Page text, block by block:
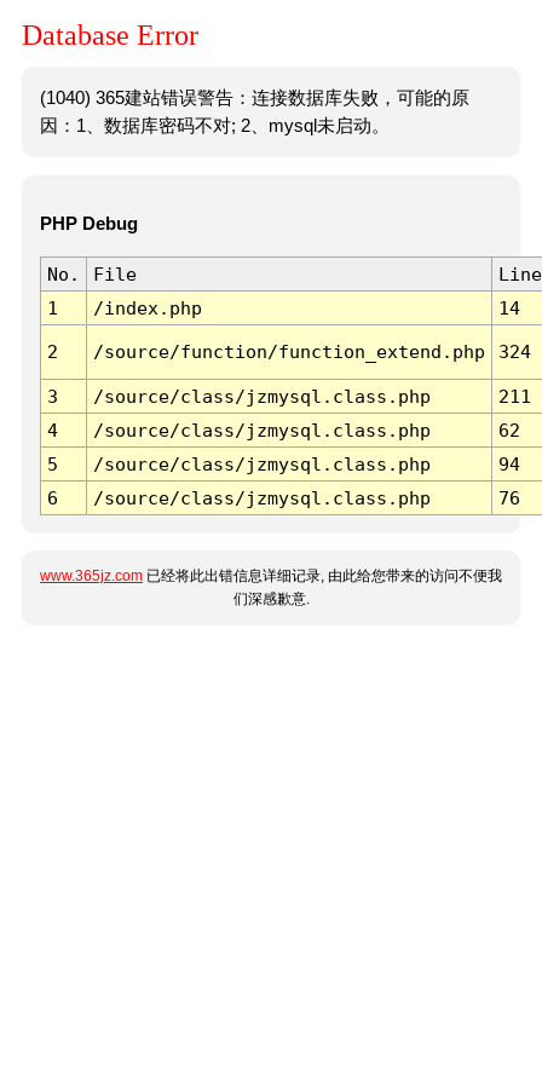
Database Error
(1040) 365建站错误警告：连接数据库失败，可能的原
因：1、数据库密码不对; 2、mysql未启动。
PHP Debug
No. File
Line
1
/index.php 14
2 /source/function/function_extend.php 324
3 /source/class/jzmysql.class.php
211
4
/source/class/jzmysql.class.php
62
5
/source/class/jzmysql.class.php
94
6
/source/class/jzmysql.class.php 76
www.365jz.com 已经将此出错信息详细记录, 由此给您带来的访问不便我
们深感歉意.